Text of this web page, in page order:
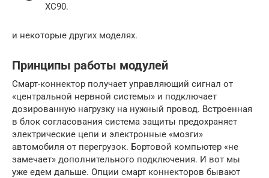
XC90.
и некоторые других моделях.
Принципы работы модулей
Смарт-коннектор получает управляющий сигнал от
«центральной нервной системы» и подключает
дозированную нагрузку на нужный провод. Встроенная
в блок согласования система защиты предохраняет
электрические цепи и электронные «мозги»
автомобиля от перегрузок. Бортовой компьютер «не
замечает» дополнительного подключения. И вот мы
уже едем дальше. Опции смарт коннекторов бывают